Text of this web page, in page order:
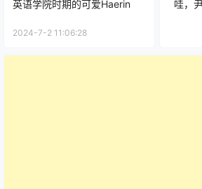
英语学院时期的可爱Haerin
2024-7-2 11:06:28
哇，